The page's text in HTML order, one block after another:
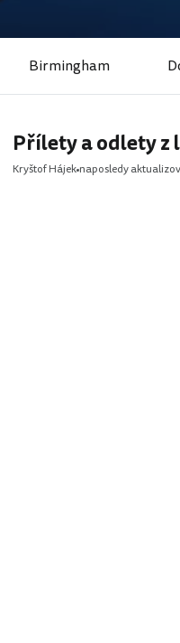
Birmingham
Přílety a odlety z
Kryštof Hájek naposledy